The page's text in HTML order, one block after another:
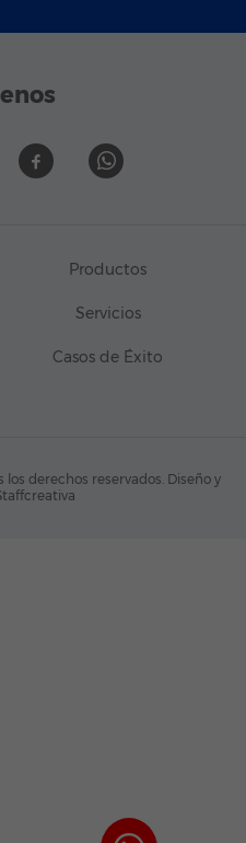
Productos
Servicios
Casos de Éxito
los derechos reservados. Diseño y